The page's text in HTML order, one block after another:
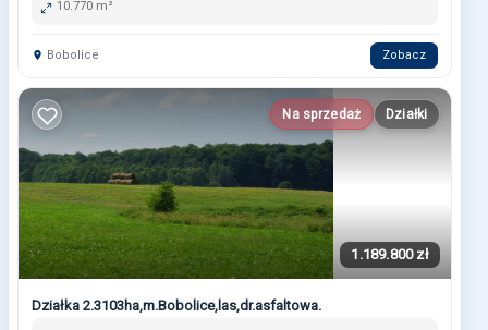
10.770 m²
Bobolice Zobacz
Na sprzedaż Działki
1.189.800 zł
Działka 2.3103ha,m.Bobolice,las,dr.asfaltowa.